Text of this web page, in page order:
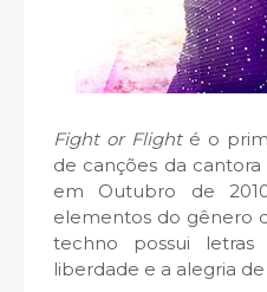
Fight or Flighté o
de canções da
em Outubro de
elementos do gênero
techno possui
liberdade e a alegria